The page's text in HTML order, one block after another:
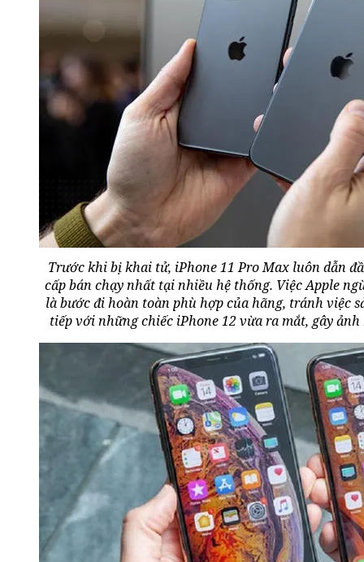
Trước khi bị khai tử, iPhone 11 Pro Max luôn dẫn
cấp bán chạy nhất tại nhiều hệ thống. Việc Apple
là bước đi hoàn toàn phù hợp của hãng, tránh việc
tiếp với những chiếc iPhone 12 vừa ra mắt, gây